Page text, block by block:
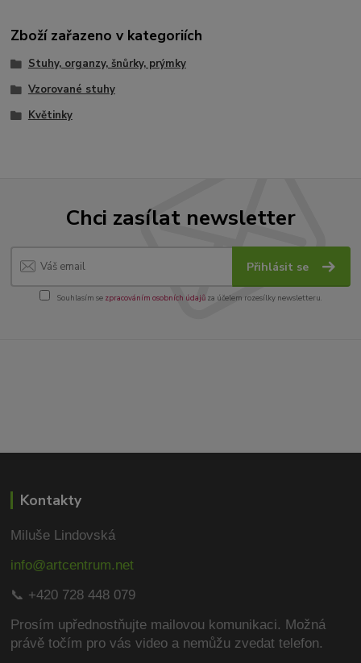
Zboží zařazeno v kategoriích
Stuhy, organzy, šnůrky, prýmky
Vzorované stuhy
Květinky
Chci zasílat newsletter
Přihlásit se
Souhlasím se zpracováním osobních údajůza účelem rozesílky newsletteru.
Kontakty
Miluše Lindovská
info@artcentrum.net
📞 +420 728 448 079
Prosím upřednostňujte mailovou komunikaci. Možná
právě točím pro vás video a nemůžu zvedat telefon.